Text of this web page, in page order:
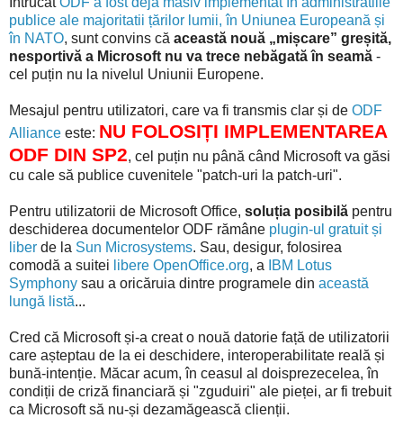
publice ale majoritatii țărilor lumii, în Uniunea Europeană și
în NATO, sunt convins că această nouă „mișcare” greșită,
nesportivă a Microsoft nu va trece nebăgată în seamă -
cel puțin nu la nivelul Uniunii Europene.
Mesajul pentru utilizatori, care va fi transmis clar și de ODF
Alliance este: NU FOLOSIȚI IMPLEMENTAREA
ODF DIN SP2, cel puțin nu până când Microsoft va găsi
cu cale să publice cuvenitele "patch-uri la patch-uri".
Pentru utilizatorii de Microsoft Office, soluția posibilă pentru
deschiderea documentelor ODF rămâne plugin-ul gratuit și
liber de la Sun Microsystems. Sau, desigur, folosirea
comodă a suitei libere OpenOffice.org, a
IBM Lotus
Symphony sau a oricăruia dintre programele din această
lungă listă...
Cred că Microsoft și-a creat o nouă datorie față de utilizatorii
care așteptau de la ei deschidere, interoperabilitate reală și
bună-intenție. Măcar acum, în ceasul al doisprezecelea, în
condiții de criză financiară și "zguduiri" ale pieței, ar fi trebuit
ca Microsoft să nu-și dezamăgească clienții.